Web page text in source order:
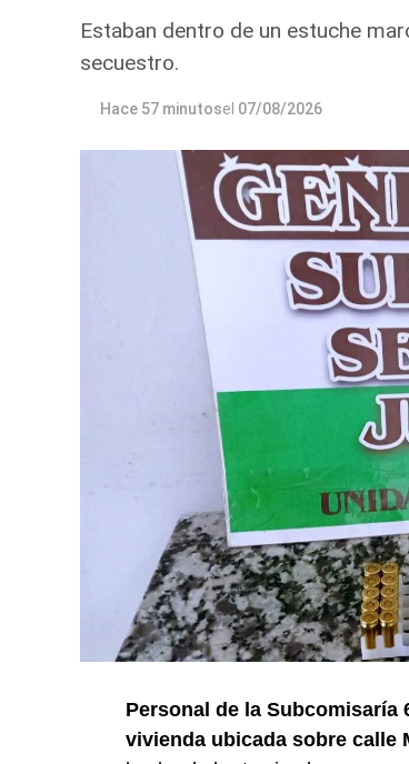
Estaban dentro de un estuche
secuestro.
Hace 57 minutosel 07/08/2026
Personal de la Subcomisaría
vivienda ubicada sobre calle